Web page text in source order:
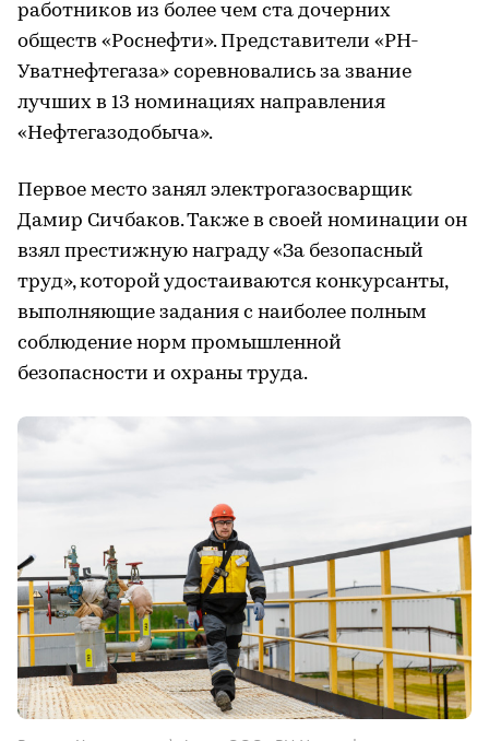
работников из более чем ста дочерних
обществ «Роснефти». Представители «РН-
Уватнефтегаза» соревновались за звание
лучших в 13 номинациях направления
«Нефтегазодобыча».
Первое место занял электрогазосварщик
Дамир Сичбаков. Также в своей номинации он
взял престижную награду «За безопасный
труд», которой удостаиваются конкурсанты,
выполняющие задания с наиболее полным
соблюдение норм промышленной
безопасности и охраны труда.